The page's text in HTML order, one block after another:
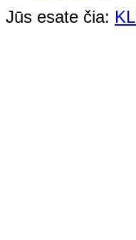
Jūs esate čia: